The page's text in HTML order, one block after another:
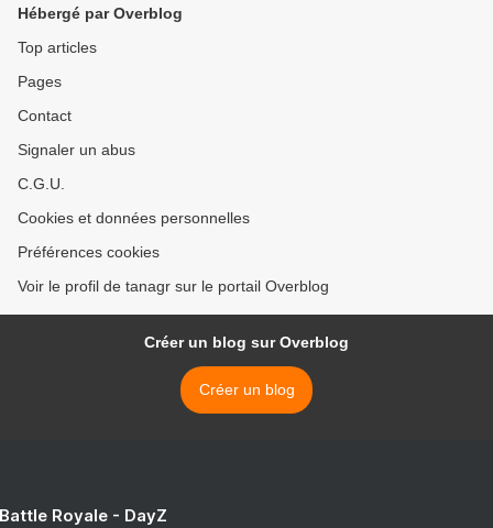
Hébergé par Overblog
Top articles
Pages
Contact
Signaler un abus
C.G.U.
Cookies et données personnelles
Préférences cookies
Voir le profil de tanagr sur le portail Overblog
Créer un blog sur Overblog
Créer un blog
Royale - DayZ